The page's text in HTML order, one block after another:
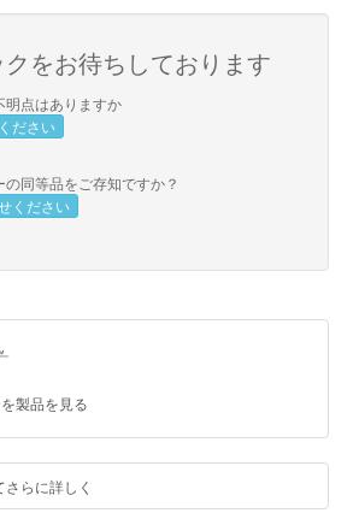
をお待ちしております
明点はありますか
ださい
同等品をご存知ですか？
ください
製品を見る
らに詳しく